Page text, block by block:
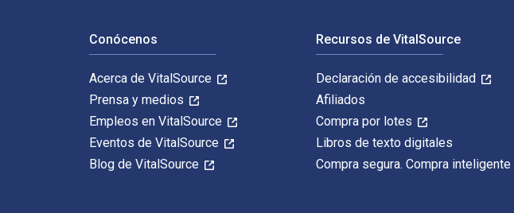
Conócenos
Acerca de VitalSource
Prensa y medios
Empleos en VitalSource
Eventos de VitalSource
Blog de VitalSource
Recursos de VitalSource
Declaración de accesibilidad
Afiliados
Compra por lotes
Libros de texto digitales
Compra segura. Compra inteligente